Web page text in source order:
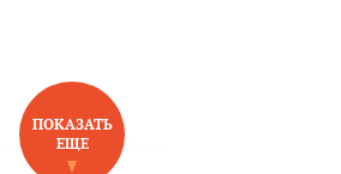
НА САЙТЕ
ПОКАЗАТЬ
ЕЩЕ